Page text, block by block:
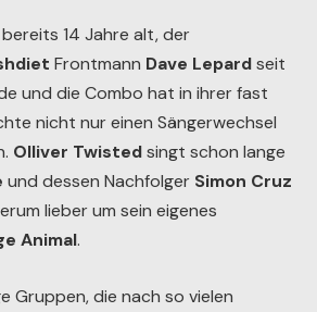
bereits 14 Jahre alt, der
Frontmann Dave Lepardseit
und die Combo hat in ihrer fast
nicht nur einen Sängerwechsel
Olliver Twistedsingt schon lange
und dessen Nachfolger Simon Cruz
lieber um sein eigenes
Animal.
Gruppen, die nach so vielen